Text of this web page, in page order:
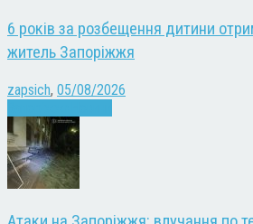
6 років за розбещення дитини
житель Запоріжжя
zapsich, 05/08/2026